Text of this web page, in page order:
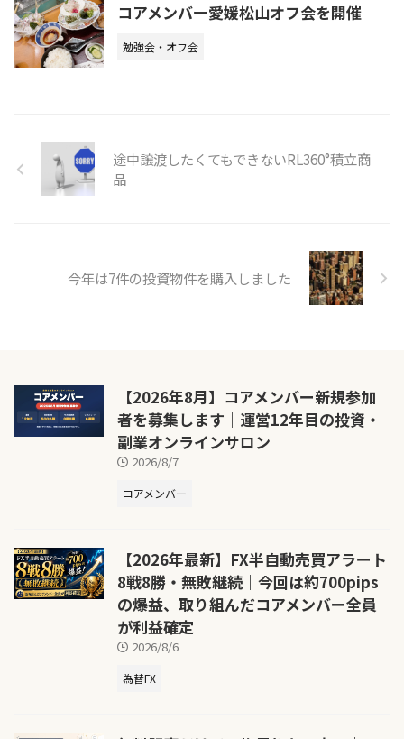
コアメンバー愛媛松山オフ会を開催
勉強会・オフ会
途中譲渡したくてもできないRL360°積立商
品
今年は7件の投資物件を購入しました
【2026年8月】コアメンバー新規参加
者を募集します｜運営12年目の投資・
副業オンラインサロン
2026/8/7
コアメンバー
【2026年最新】FX半自動売買アラート
8戦8勝・無敗継続｜今回は約700pips
の爆益、取り組んだコアメンバー全員
が利益確定
2026/8/6
為替FX